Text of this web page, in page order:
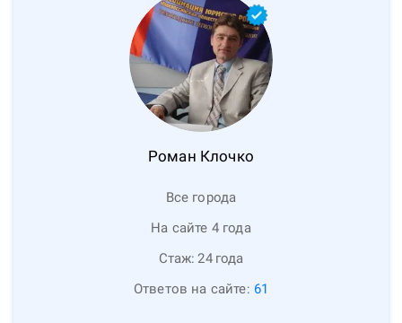
Роман Клочко
Все города
На сайте 4 года
Стаж: 24 года
Ответов на сайте: 61